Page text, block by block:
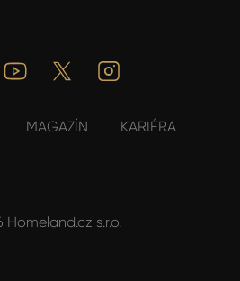
Youtube Twitter
MAGAZÍN KARIÉRA
Homeland.cz s.r.o.